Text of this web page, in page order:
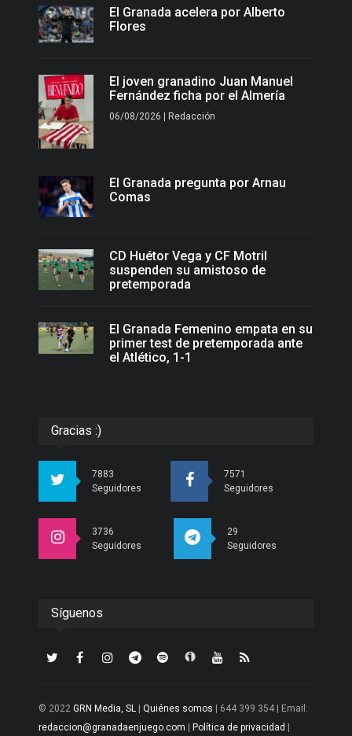
El Granada acelera por Alberto
Flores
El joven granadino Juan Manuel
Fernández ficha por el Almería
06/08/2026 | Redacción
El Granada pregunta por Arnau
Comas
CD Huétor Vega y CF Motril
suspenden su amistoso de
pretemporada
El Granada Femenino empata en su
primer test de pretemporada ante
el Atlético, 1-1
Gracias :)
7883
Seguidores
7571
Seguidores
3736
Seguidores
29
Seguidores
Síguenos
© 2022 GRN Media, SL | Quiénes somos | 644 399 354 | Email:
redaccion@granadaenjuego.com | Política de privacidad |